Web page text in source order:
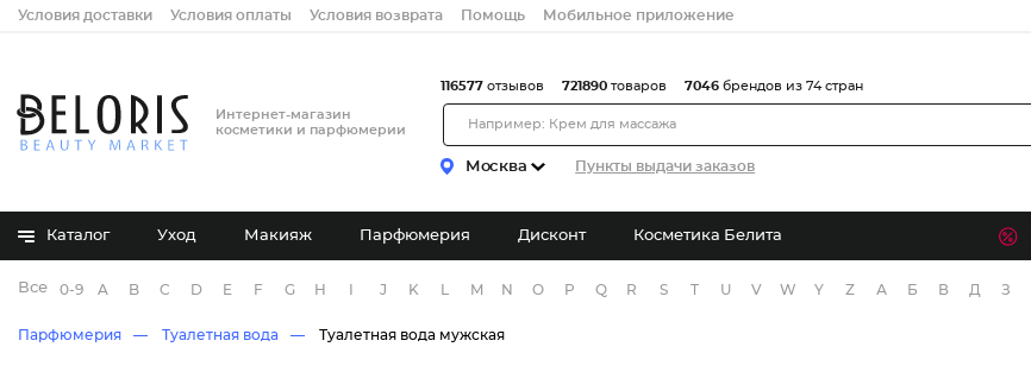
Условия доставки Условия оплаты Условия возврата Помощь Мобильное приложение
Интернет-магазин
косметики и парфюмерии
Москва Пункты выдачи заказов
116577 отзывов 721890 товаров 7046 брендов из 74 стран
Каталог Уход Макияж Парфюмерия Дисконт Косметика Белита
Все бренды
0-9 A B C D E F G H J K M N O P Q R S T U V W Y Z А Б В Д З
Парфюмерия Туалетная вода Туалетная вода мужская